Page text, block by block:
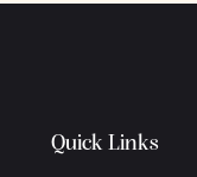
Quick Links